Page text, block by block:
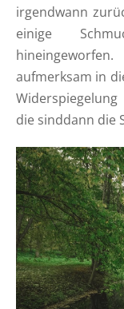
irgendwann
einige
aufmerksam in
die sinddann die